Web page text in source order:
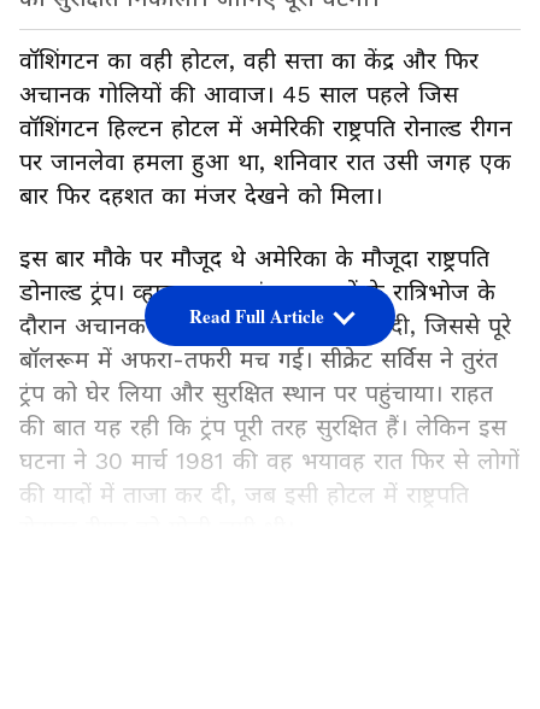
वॉशिंगटन का वही होटल, वही सत्ता का केंद्र और फिर
अचानक गोलियों की आवाज। 45 साल पहले जिस
वॉशिंगटन हिल्टन होटल में अमेरिकी राष्ट्रपति रोनाल्ड रीगन
पर जानलेवा हमला हुआ था, शनिवार रात उसी जगह एक
बार फिर दहशत का मंजर देखने को मिला।
इस बार मौके पर मौजूद थे अमेरिका के मौजूदा राष्ट्रपति
डोनाल्ड ट्रंप। व्हाइट हाउस संवाददाताओं के रात्रिभोज के
दौरान अचानक फायरिंग की आवाज सुनाई दी, जिससे पूरे
बॉलरूम में अफरा-तफरी मच गई। सीक्रेट सर्विस ने तुरंत
ट्रंप को घेर लिया और सुरक्षित स्थान पर पहुंचाया। राहत
की बात यह रही कि ट्रंप पूरी तरह सुरक्षित हैं। लेकिन इस
घटना ने 30 मार्च 1981 की वह भयावह रात फिर से लोगों
की यादों में ताजा कर दी, जब इसी होटल में राष्ट्रपति
Read Full Article